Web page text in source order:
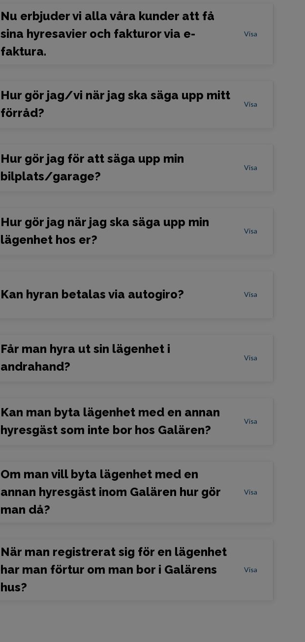
Nu erbjuder vi alla våra kunder att få
sina hyresavier och fakturor via e-
faktura.
Visa
Hur gör jag/vi när jag ska säga upp mitt
förråd?
Visa
Hur gör jag för att säga upp min
bilplats/garage?
Visa
Hur gör jag när jag ska säga upp min
lägenhet hos er?
Visa
Kan hyran betalas via autogiro? Visa
Får man hyra ut sin lägenhet i
andrahand?
Visa
Kan man byta lägenhet med en annan
hyresgäst som inte bor hos Galären?
Visa
Om man vill byta lägenhet med en
annan hyresgäst inom Galären hur gör
man då?
Visa
När man registrerat sig för en lägenhet
har man förtur om man bor i Galärens
hus?
Visa